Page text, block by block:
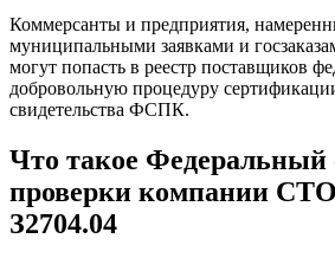
Коммерсанты и предприятия,
муниципальными заявками и
могут попасть в реестр поставщиков
добровольную процедуру
свидетельства ФСПК.
Что такое Федеральный
проверки компании
З2704.04